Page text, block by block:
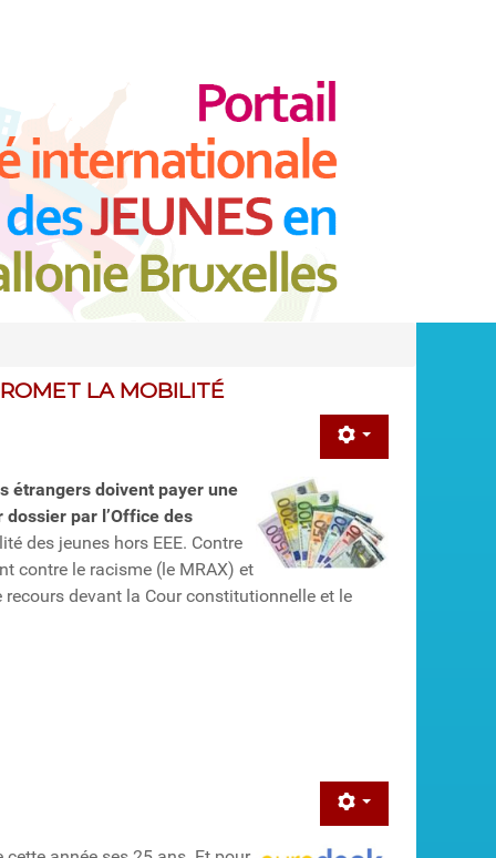
LA MOBILITÉ
étrangers doivent payer une
par l’Office des
des jeunes hors EEE. Contre
contre le racisme (le MRAX) et
devant la Cour constitutionnelle et le